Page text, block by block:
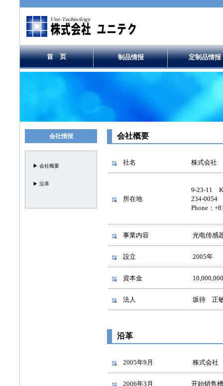
首 页 制品情报 定制品情报
会社情报
▶ 会社概要
▶ 沿革
会社概要
社名 株式会社
所在地
9-23-11
234-0054
Phone：
事業内容 光电传感
設立 2005年
資本金
法人 坂待 正
沿革
2005年9月 株式会
2006年3月 开始销售